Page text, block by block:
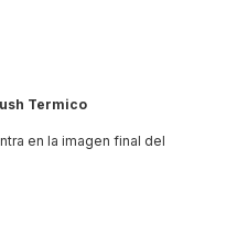
Termico
en la imagen final del